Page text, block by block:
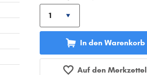
In den Warenkorb
Auf den Merkzettel